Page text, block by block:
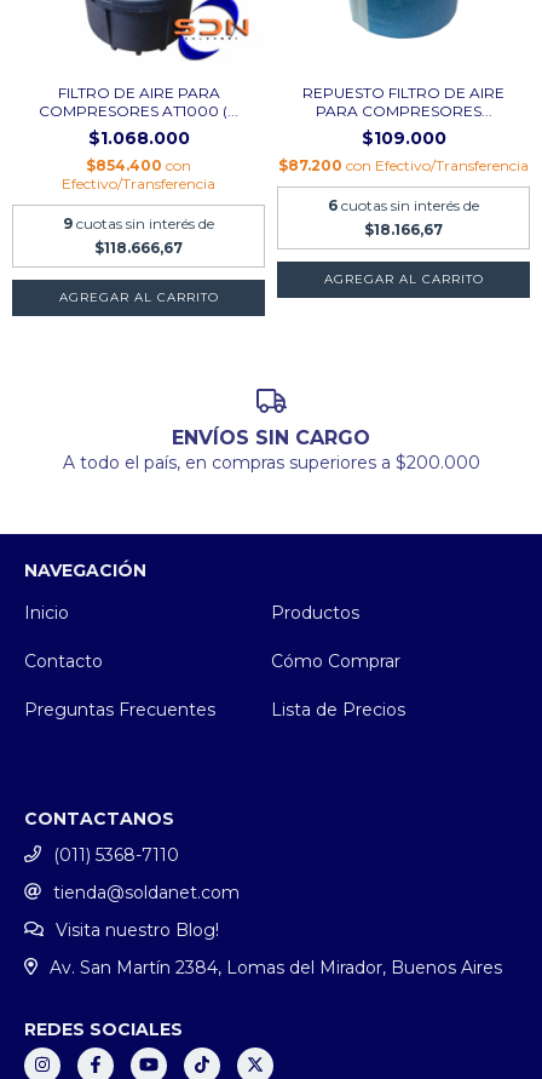
FILTRO DE AIRE PARA
COMPRESORES AT1000 (...
$1.068.000
$854.400 con
Efectivo/Transferencia
9 cuotas sin interés de
$118.666,67
REPUESTO FILTRO DE AIRE
PARA COMPRESORES...
$109.000
$87.200 con Efectivo/Transferencia
6 cuotas sin interés de
$18.166,67
ENVÍOS SIN CARGO
A todo el país, en compras superiores a $200.000
NAVEGACIÓN
Inicio
Productos
Contacto Cómo Comprar
Preguntas Frecuentes Lista de Precios
CONTACTANOS
(011) 5368-7110
tienda@soldanet.com
Visita nuestro Blog!
Av. San Martín 2384, Lomas del Mirador, Buenos Aires
REDES SOCIALES